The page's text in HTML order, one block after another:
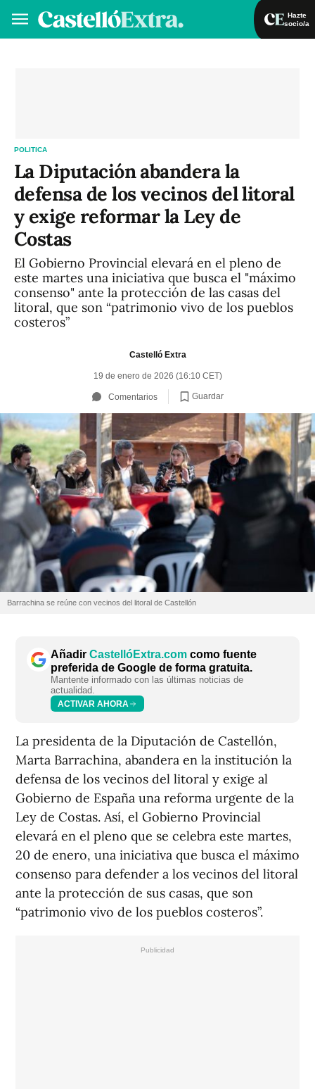
Hazte
socio/a
POLITICA
La Diputación abandera la
defensa de los vecinos del litoral
y exige reformar la Ley de
Costas
El Gobierno Provincial elevará en el pleno de
este martes una iniciativa que busca el "máximo
consenso" ante la protección de las casas del
litoral, que son “patrimonio vivo de los pueblos
costeros”
Castelló Extra
19 de enero de 2026 (16:10 CET)
Comentarios Guardar
Barrachina se reúne con vecinos del litoral de Castellón
Añadir CastellóExtra.com como fuente
preferida de Google de forma gratuita.
Mantente informado con las últimas noticias de
actualidad.
ACTIVAR AHORA
La presidenta de la Diputación de Castellón,
Marta Barrachina, abandera en la institución la
defensa de los vecinos del litoral y exige al
Gobierno de España una reforma urgente de la
Ley de Costas. Así, el Gobierno Provincial
elevará en el pleno que se celebra este martes,
20 de enero, una iniciativa que busca el máximo
consenso para defender a los vecinos del litoral
ante la protección de sus casas, que son
“patrimonio vivo de los pueblos costeros”.